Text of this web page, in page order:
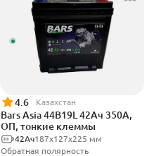
4.6 Казахстан
Bars Asia 44B19L 42Ач 350А,
ОП, тонкие клеммы
187x127x225 мм
42Ач
Обратная полярность